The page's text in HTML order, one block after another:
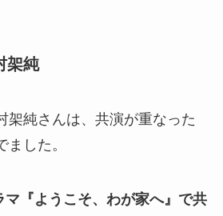
架純
架純さんは、共演が重なった
した。
マ『ようこそ、わが家へ』で共